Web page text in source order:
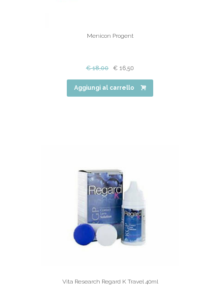
Menicon Progent
€18,00 € 16,50
Aggiungi al carrello
Vita Research Regard K Travel 40ml